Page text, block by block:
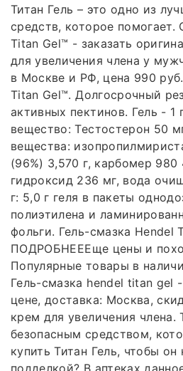
Титан Гель – это одно из
средств, которое
Titan Gel™ - заказать
для увеличения члена у
в Москве и РФ, цена 990
Titan Gel™. Долгосрочный
активных пектинов. Гель - 1
вещество: Тестостерон 50
вещества:
(96%) 3,570 г, карбомер 980
гидроксид 236 мг, вода
г: 5,0 г геля в пакеты
полиэтилена и
фольги. Гель-смазка Hendel
ПОДРОБНЕЕЕще цены и
Популярные товары в
Гель-смазка hendel titan gel
цене, доставка: Москва,
крем для увеличения члена.
безопасным средством,
купить Титан Гель, чтобы он
подделкой? В аптеках